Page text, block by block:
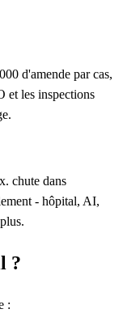
d'amende par cas,
et les inspections
chute dans
- hôpital, AI,
?
: